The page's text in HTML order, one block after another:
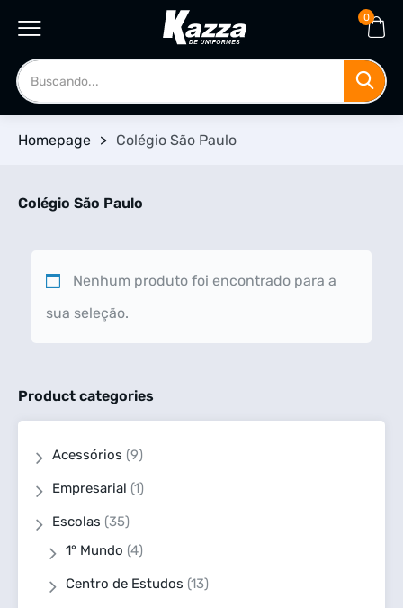
0
Homepage > Colégio São Paulo
Colégio São Paulo
Nenhum produto foi encontrado para a
sua seleção.
Product categories
Acessórios (9)
Empresarial (1)
Escolas (35)
1° Mundo (4)
Centro de Estudos (13)